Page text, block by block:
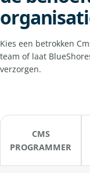
Kies een betrokken
team of laat
verzorgen.
CMS
PROGRAMMER